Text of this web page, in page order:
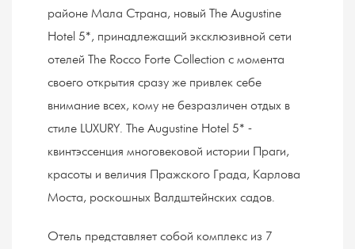
районе Мала Страна, новый The Augustine
Hotel 5*, принадлежащий эксклюзивной сети
отелей The Rocco Forte Collection с момента
своего открытия сразу же привлек себе
внимание всех, кому не безразличен отдых в
стиле LUXURY. The Augustine Hotel 5* -
квинтэссенция многовековой истории Праги,
красоты и величия Пражского Града, Карлова
Моста, роскошных Валдштейнских садов.
Отель представляет собой комплекс из 7